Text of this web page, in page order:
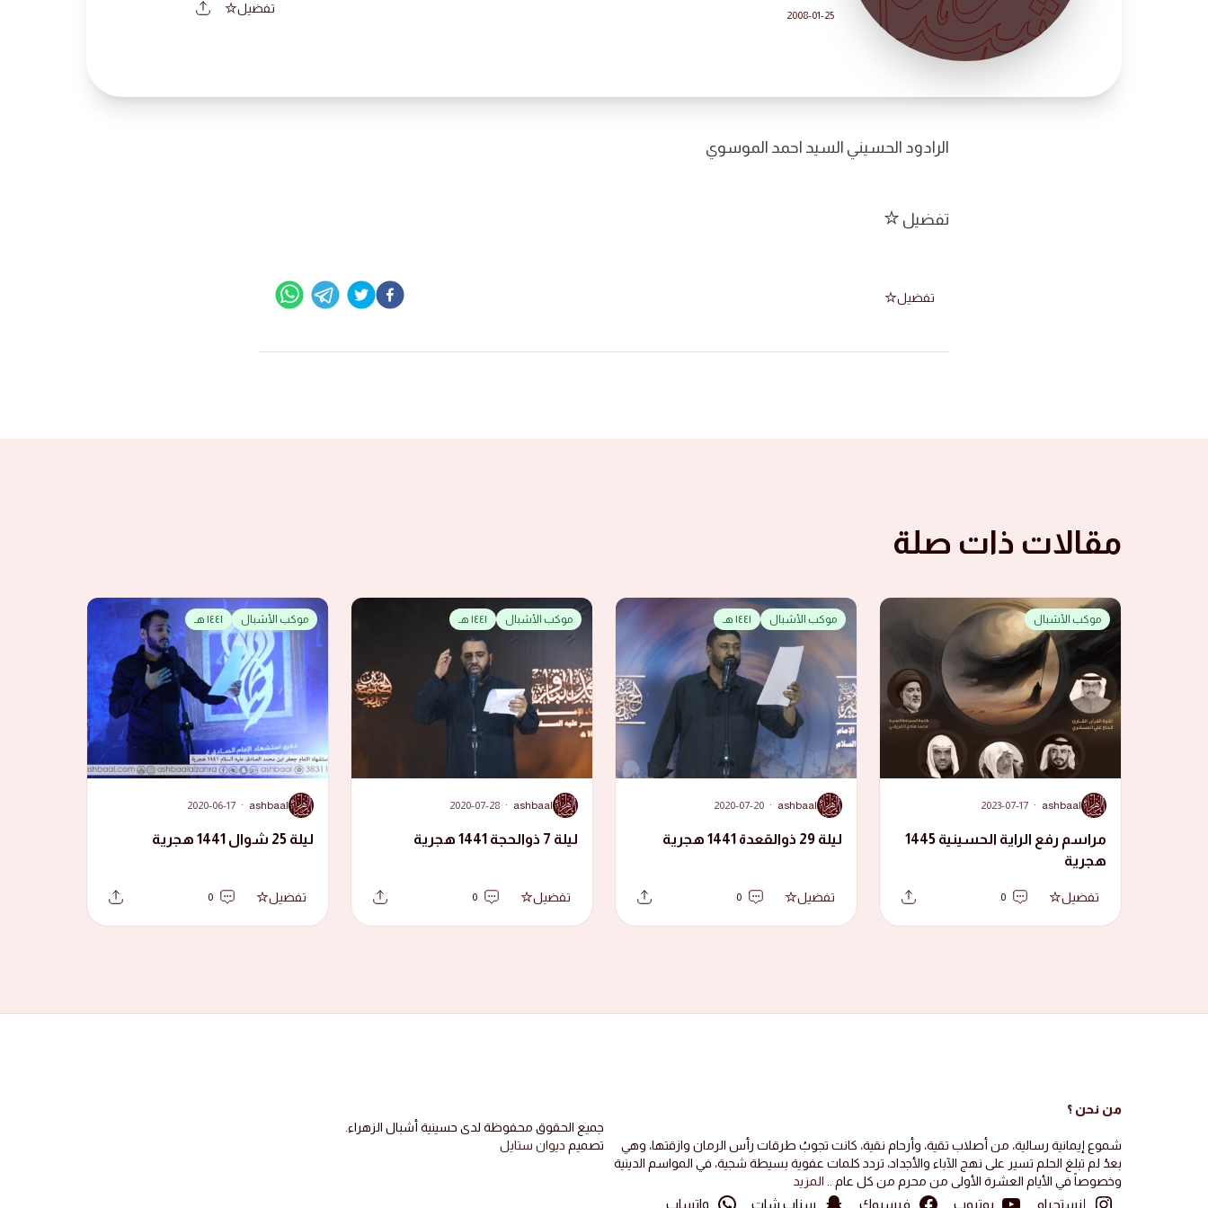
2008-01-25 تفضيل
الرادود الحسيني السيد احمد الموسوي
تفضيل
تفضيل
مقالات ذات صلة
موكب الأشبال
A
ashbaal
·
2023-07-17
مراسم رفع الراية الحسينية 1445
هجرية
تفضيل 0
موكب الأشبال ١٤٤١ هـ
A
ashbaal
·
2020-07-20
ليلة 29 ذوالقعدة 1441 هجرية
تفضيل 0
موكب الأشبال ١٤٤١ هـ
A
ashbaal
·
2020-07-28
ليلة 7 ذوالحجة 1441 هجرية
تفضيل 0
موكب الأشبال ١٤٤١ هـ
A
ashbaal
·
2020-06-17
ليلة 25 شوال 1441 هجرية
تفضيل 0
من نحن ؟
شموع إيمانية رسالية، من أصلاب تقية، وأرحام نقية، كانت تجوبُ طرقات رأس الرمان وازقتها، وهي
بعدُ لم تبلغ الحلم تسير على نهج الآباء والأجداد، تردد كلمات عفوية بسيطة شجية، في المواسم الدينية
وخصوصاً في الأيام العشرة الأولى من محرم من كل عام .. المزيد
إنستجرام يوتيوب فيسبوك سناب شات واتساب
جميع الحقوق محفوظة لدى حسينية أشبال الزهراء.
تصميم ديوان ستايل